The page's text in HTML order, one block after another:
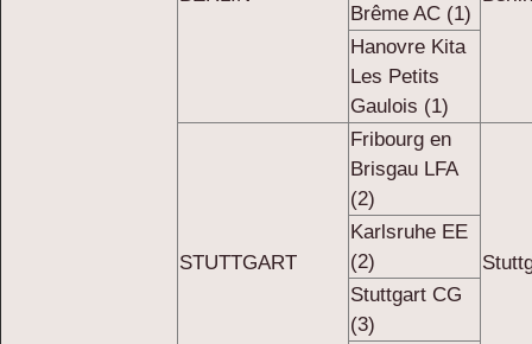
Brême AC (1)
Hanovre Kita
Les Petits
Gaulois (1)
STUTTGART
Fribourg en
Brisgau LFA
(2)
Karlsruhe EE
(2)
Stuttgart CG
(3)